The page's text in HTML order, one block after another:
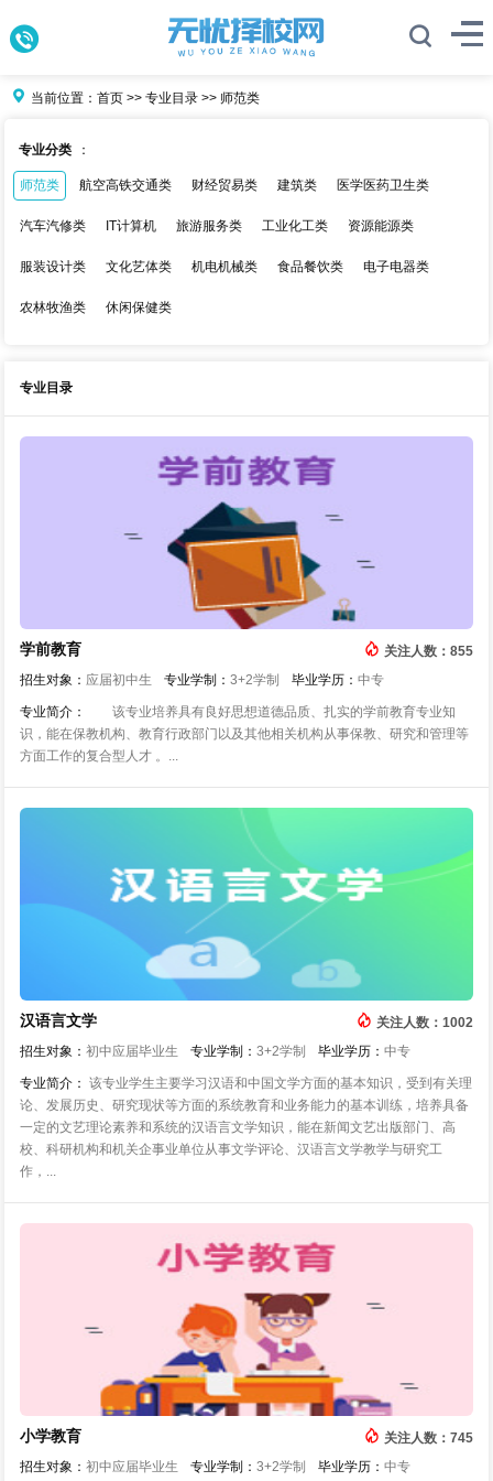
当前位置：首页 >>专业目录 >> 师范类
专业分类 ：
师范类 航空高铁交通类 财经贸易类 建筑类 医学医药卫生类
汽车汽修类 IT计算机 旅游服务类 工业化工类 资源能源类
服装设计类 文化艺体类 机电机械类 食品餐饮类 电子电器类
农林牧渔类 休闲保健类
专业目录
关注人数：855
学前教育
招生对象： 应届初中生 专业学制：3+2学制 毕业学历：中专
专业简介：
该专业培养具有良好思想道德品质、扎实的学前教育专业知
识，能在保教机构、教育行政部门以及其他相关机构从事保教、研究和管理等
方面工作的复合型人才 。...
关注人数：1002
汉语言文学
招生对象：初中应届毕业生 专业学制：3+2学制 毕业学历：中专
专业简介：该专业学生主要学习汉语和中国文学方面的基本知识，受到有关理
论、发展历史、研究现状等方面的系统教育和业务能力的基本训练，培养具备
一定的文艺理论素养和系统的汉语言文学知识，能在新闻文艺出版部门、高
校、科研机构和机关企事业单位从事文学评论、汉语言文学教学与研究工
作，...
关注人数：745
小学教育
招生对象：初中应届毕业生 专业学制：3+2学制 毕业学历：中专